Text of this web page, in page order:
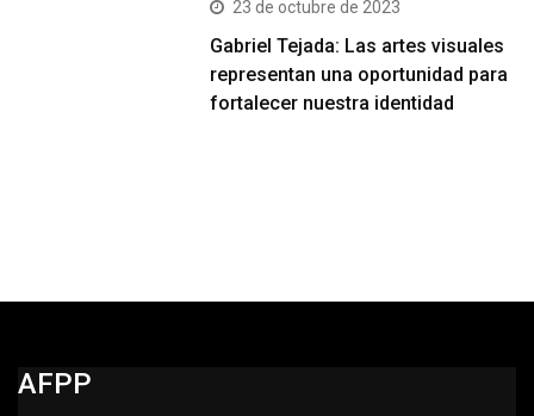
23 de octubre de 2023
Gabriel Tejada: Las artes visuales
representan una oportunidad para
fortalecer nuestra identidad
AFPP